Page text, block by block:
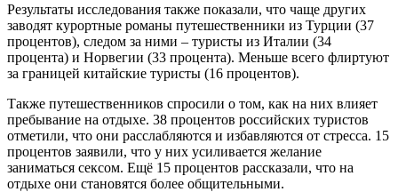
Результаты исследования также показали, что чаще других
заводят курортные романы путешественники из Турции (37
процентов), следом за ними – туристы из Италии (34
процента) и Норвегии (33 процента). Меньше всего флиртуют
за границей китайские туристы (16 процентов).
Также путешественников спросили о том, как на них влияет
пребывание на отдыхе. 38 процентов российских туристов
отметили, что они расслабляются и избавляются от стресса. 15
процентов заявили, что у них усиливается желание
заниматься сексом. Ещё 15 процентов рассказали, что на
отдыхе они становятся более общительными.